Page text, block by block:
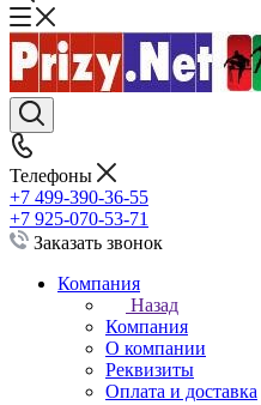
Телефоны
+7 499-390-36-55
+7 925-070-53-71
Заказать звонок
Компания
Назад
Компания
О компании
Реквизиты
Оплата и доставка